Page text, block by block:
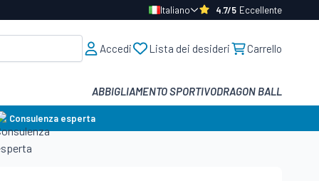
Italiano 4.7/5 Eccellente
Accedi Lista dei desideri Carrello
ABBIGLIAMENTO SPORTIVODRAGON BALL
Consulenza esperta